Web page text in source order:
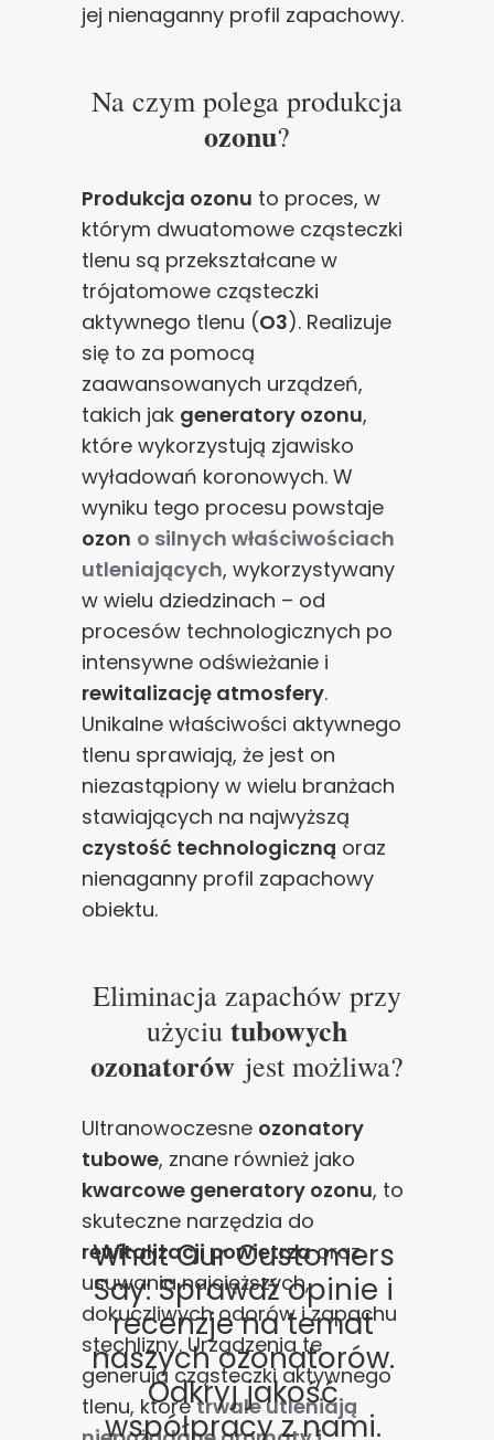
What Our Customers
Say: Sprawdź opinie i
recenzje na temat
naszych ozonatorów.
Odkryj jakość
współpracy z nami.
jej nienaganny profil zapachowy.
Na czym polega produkcja
ozonu?
Produkcja ozonu to proces, w
którym dwuatomowe cząsteczki
tlenu są przekształcane w
trójatomowe cząsteczki
aktywnego tlenu (O3). Realizuje
się to za pomocą
zaawansowanych urządzeń,
takich jak generatory ozonu,
które wykorzystują zjawisko
wyładowań koronowych. W
wyniku tego procesu powstaje
ozon o silnych właściwościach
utleniających, wykorzystywany
w wielu dziedzinach – od
procesów technologicznych po
intensywne odświeżanie i
rewitalizację atmosfery.
Unikalne właściwości aktywnego
tlenu sprawiają, że jest on
niezastąpiony w wielu branżach
stawiających na najwyższą
czystość technologiczną oraz
nienaganny profil zapachowy
obiektu.
Eliminacja zapachów przy
użyciu tubowych
ozonatorówjest możliwa?
Ultranowoczesne ozonatory
tubowe, znane również jako
kwarcowe generatory ozonu, to
skuteczne narzędzia do
rewitalizacji powietrzaoraz
usuwania najcięższych,
dokuczliwych odorów i zapachu
stęchlizny. Urządzenia te
generują cząsteczki aktywnego
tlenu, któretrwale utleniają